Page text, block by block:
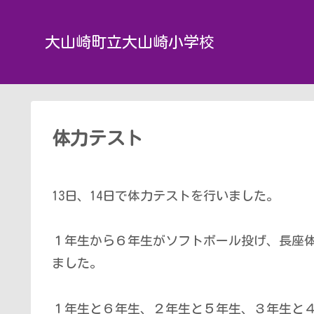
大山崎町立大山崎小学校
体力テスト
13日、14日で体力テストを行いました。
１年生から６年生がソフトボール投げ、長
ました。
１年生と６年生、２年生と５年生、３年生